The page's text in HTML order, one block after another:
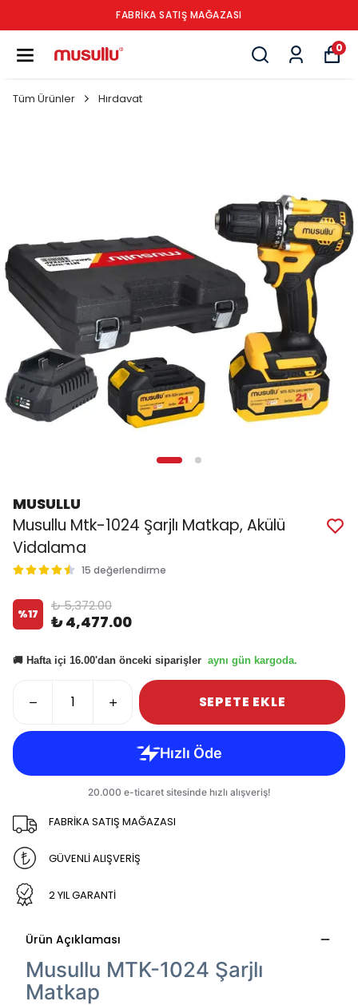
FABRİKA SATIŞ MAĞAZASI
0
Tüm Ürünler Hırdavat
MUSULLU
Musullu Mtk-1024 Şarjlı Matkap, Akülü
Vidalama
15 değerlendirme
%17
₺ 5,372.00
₺ 4,477.00
🚚 Hafta içi 16.00'dan önceki siparişler aynı gün kargoda.
SEPETE EKLE
FABRİKA SATIŞ MAĞAZASI
GÜVENLİ ALIŞVERİŞ
2 YIL GARANTİ
Ürün Açıklaması
Musullu MTK-1024 Şarjlı
Matkap